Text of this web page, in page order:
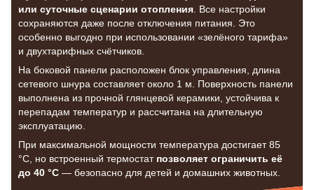
или суточные сценарии отопления . Все настройки
сохраняются даже после отключения питания. Это
особенно выгодно при использовании «зелёного тарифа»
и двухтарифных счётчиков.
На боковой панели расположен блок управления, длина
сетевого шнура составляет около 1 м. Поверхность панели
выполнена из прочной глянцевой керамики, устойчива к
перепадам температур и рассчитана на длительную
эксплуатацию.
При максимальной мощности температура достигает 85
°C, но встроенный термостат позволяет ограничить её
до 40 °C — безопасно для детей и домашних животных.